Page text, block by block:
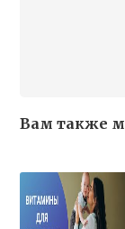
Вам также